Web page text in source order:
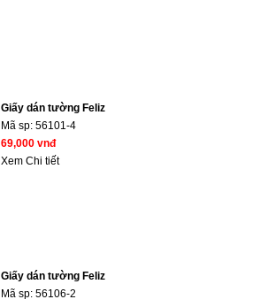
Giấy dán tường Feliz
Mã sp: 56101-4
69,000 vnđ
Xem Chi tiết
Giấy dán tường Feliz
Mã sp: 56106-2